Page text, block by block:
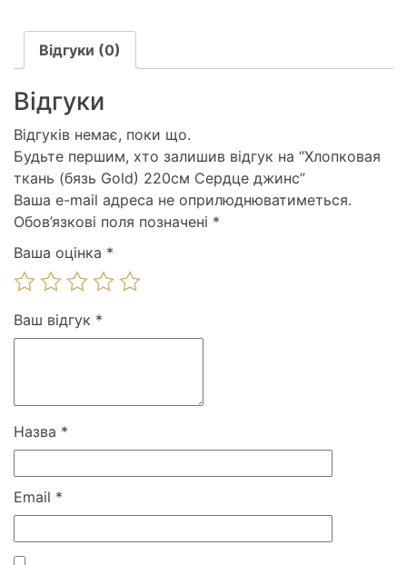
Відгуки (0)
Відгуки
Відгуків немає, поки що.
Будьте першим, хто залишив відгук на “Хлопковая
ткань (бязь Gold) 220см Сердце джинс”
Ваша e-mail адреса не оприлюднюватиметься.
Обов’язкові поля позначені *
Ваша оцінка *
Ваш відгук *
Назва *
Email *